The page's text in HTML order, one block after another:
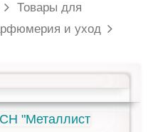
Товары для
и уход
"Металлист